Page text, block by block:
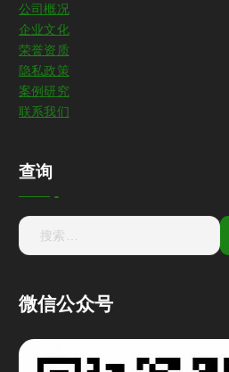
公司概况
企业文化
荣誉资质
隐私政策
案例研究
联系我们
查询
微信公众号